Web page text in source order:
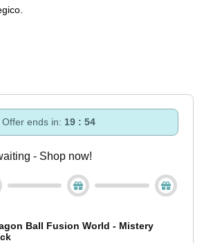
Offer ends in: 19 : 54
- Shop now!
Ball Fusion World - Mistery